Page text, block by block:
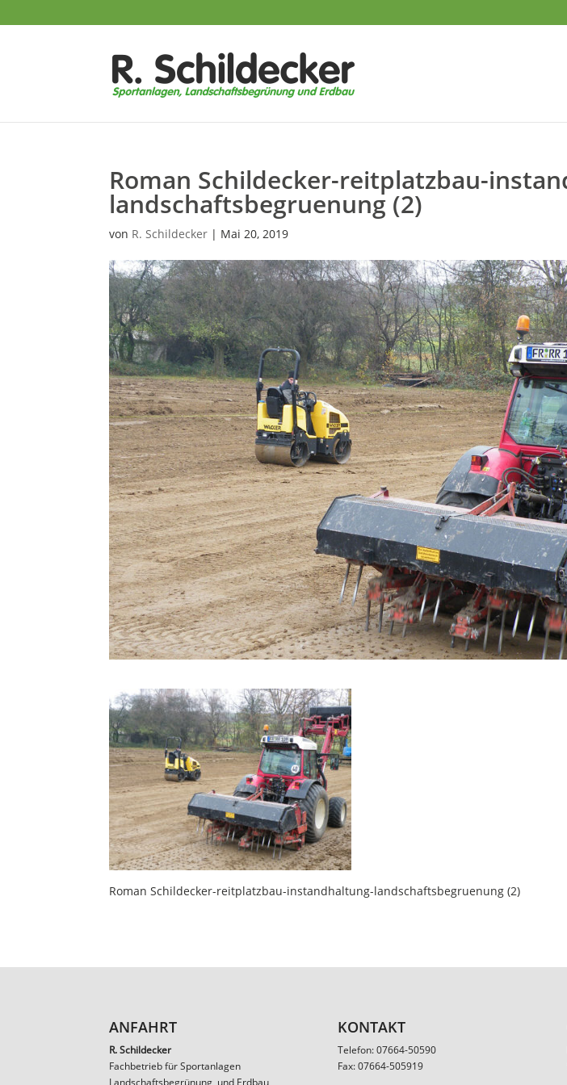
Roman Schildecker-reitplatzbau-
landschaftsbegruenung (2)
von R. Schildecker| Mai 20, 2019
Roman Schildecker-reitplatzbau-instandhaltung-landschaftsbegruenung (2)
ANFAHRT
R. Schildecker
Fachbetrieb für Sportanlagen
Landschaftsbegrünung, und Erdbau
KONTAKT
Telefon: 07664-50590
Fax: 07664-505919